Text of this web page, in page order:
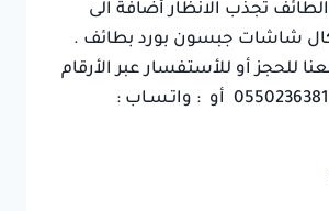
تجذب الانظار أضافة الى
شاشات جبسون بورد بطائف .
للحجز أو للأستفسار عبر الأرقام
التاليه : جوال : 0550236381 أو : واتـسـاب :